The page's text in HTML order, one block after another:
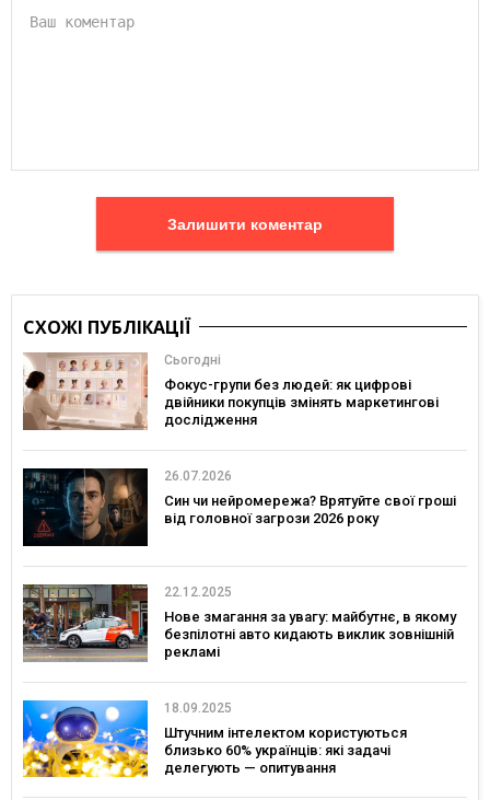
Залишити коментар
СХОЖІ ПУБЛІКАЦІЇ
Сьогодні
Фокус-групи без людей: як цифрові
двійники покупців змінять маркетингові
дослідження
26.07.2026
Син чи нейромережа? Врятуйте свої гроші
від головної загрози 2026 року
22.12.2025
Нове змагання за увагу: майбутнє, в якому
безпілотні авто кидають виклик зовнішній
рекламі
18.09.2025
Штучним інтелектом користуються
близько 60% українців: які задачі
делегують — опитування